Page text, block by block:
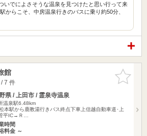
いでによさそうな温泉を見つけたと思い行って来
からこそ、中房温泉行きのバスに乗り約50分、
お気に入
りに追加
館
7 件
県 / 上田市 / 霊泉寺温泉
温泉駅6.48km
本駅から鹿教湯行きバス終点下車上信越自動車道･上
平IC→Ｒ…
時間
料金 ～